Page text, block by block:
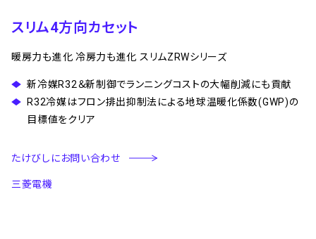
スリム4方向カセット
暖房力も進化 冷房力も進化 スリムZRWシリーズ
新冷媒R32＆新制御でランニングコストの大幅削減にも貢献
R32冷媒はフロン排出抑制法による地球温暖化係数(GWP)の
目標値をクリア
たけびしにお問い合わせ
三菱電機